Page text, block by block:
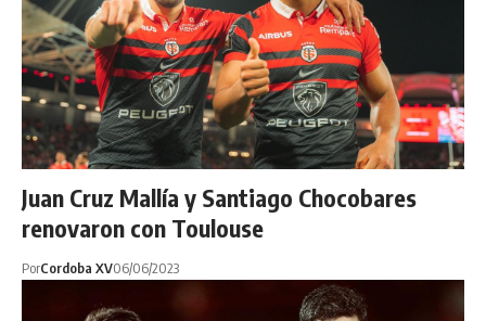
Juan Cruz Mallía y Santiago Chocobares
renovaron con Toulouse
PorCordoba XV06/06/2023